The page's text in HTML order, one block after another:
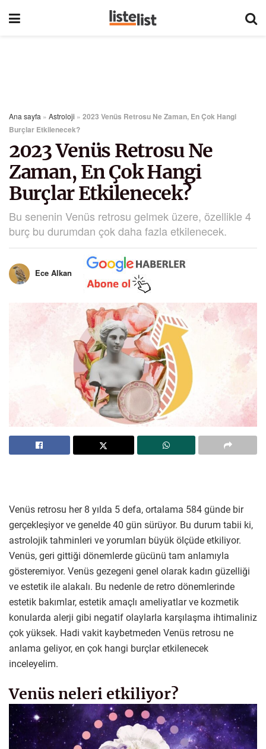
Ana sayfa » Astroloji » 2023 Venüs Retrosu Ne Zaman, En Çok Hangi
Burçlar Etkilenecek?
2023 Venüs Retrosu Ne
Zaman, En Çok Hangi
Burçlar Etkilenecek?
Bu senenin Venüs retrosu gelmek üzere, özellikle 4
burç bu durumdan çok daha fazla etkilenecek.
Ece Alkan
Venüs retrosu her 8 yılda 5 defa, ortalama 584 günde bir
gerçekleşiyor ve genelde 40 gün sürüyor. Bu durum tabii ki,
astrolojik tahminleri ve yorumları büyük ölçüde etkiliyor.
Venüs, geri gittiği dönemlerde gücünü tam anlamıyla
gösteremiyor. Venüs gezegeni genel olarak kadın güzelliği
ve estetik ile alakalı. Bu nedenle de retro dönemlerinde
estetik bakımlar, estetik amaçlı ameliyatlar ve kozmetik
konularda alerji gibi negatif olaylarla karşılaşma ihtimaliniz
çok yüksek. Hadi vakit kaybetmeden Venüs retrosu ne
anlama geliyor, en çok hangi burçlar etkilenecek
inceleyelim.
Venüs neleri etkiliyor?